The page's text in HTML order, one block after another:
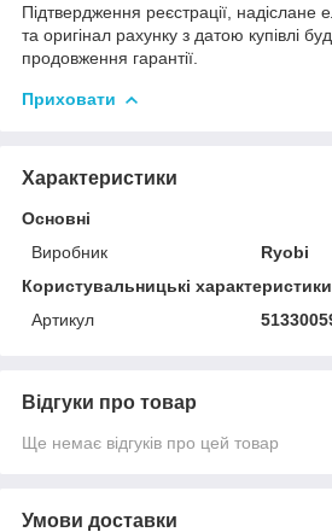
Підтвердження реєстрації,
та оригінал рахунку з датою купівлі
продовження гарантії.
Приховати
Характеристики
Основні
Виробник
Ryobi
Користувальницькі характеристики
Артикул
Відгуки про товар
Ще немає відгуків про цей товар
Умови доставки